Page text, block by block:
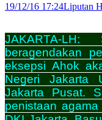
19/12/16 17:24Liputan
JAKARTA-
beragendakan
eksepsi Ahok
Negeri Jakarta
Jakarta Pusat.
penistaan